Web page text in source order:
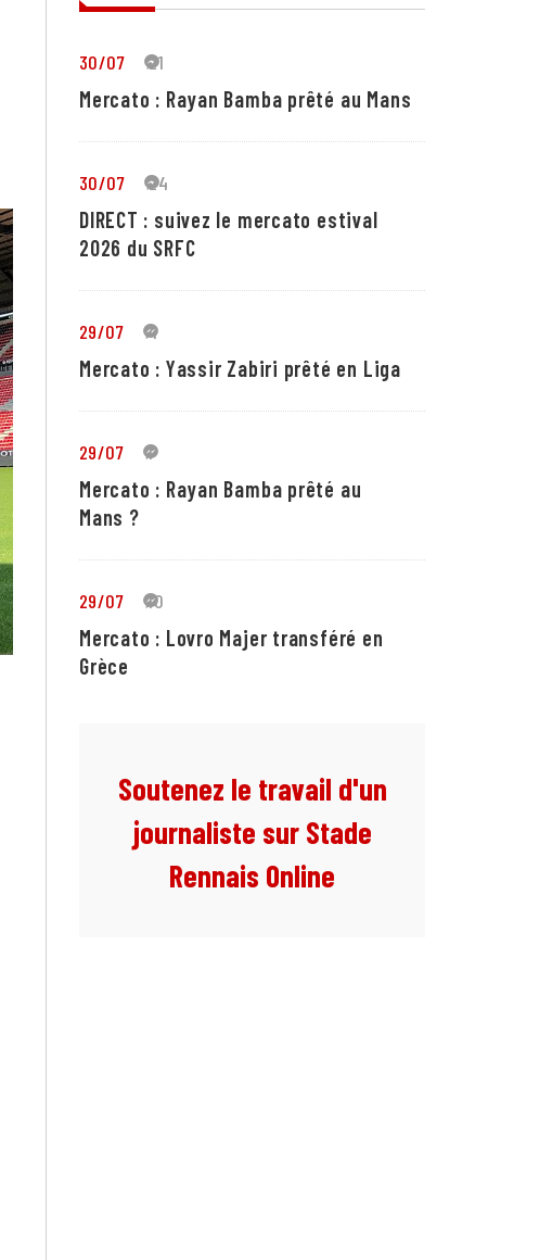
30/07 21
Mercato : Rayan Bamba prêté au Mans
30/07 24
DIRECT : suivez le mercato estival
2026 du SRFC
29/07 4
Mercato : Yassir Zabiri prêté en Liga
29/07 1
Mercato : Rayan Bamba prêté au
Mans ?
29/07 10
Mercato : Lovro Majer transféré en
Grèce
Soutenez le travail d'un
journaliste sur Stade
Rennais Online